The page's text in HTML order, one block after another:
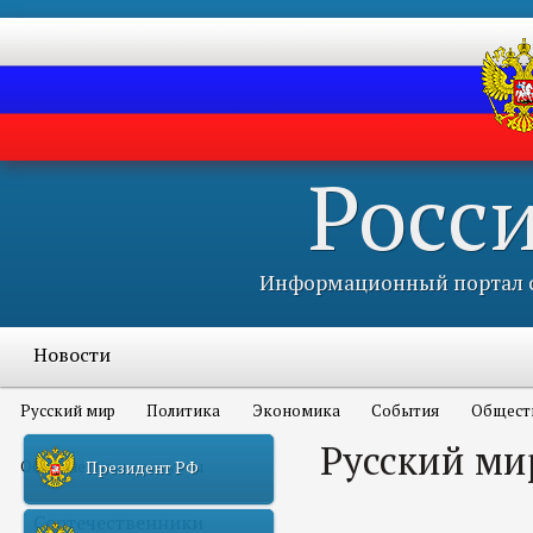
Информационный портал
Новости
Русский мир Политика Экономика События
Объявления и конкурсы
Соотечественники
Президент РФ Русский